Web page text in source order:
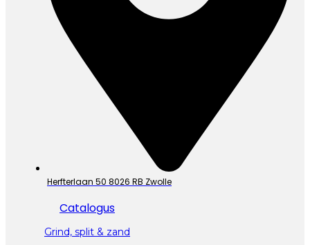
Herfterlaan 50 8026 RB Zwolle
Catalogus
Grind, split & zand